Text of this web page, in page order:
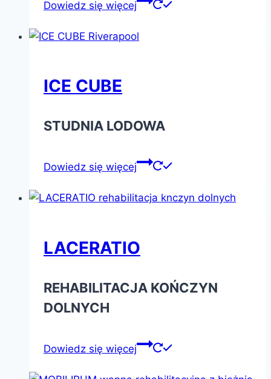
Dowiedz się więcej
ICE CUBE
STUDNIA LODOWA
Dowiedz się więcej
LACERATIO
REHABILITACJA KOŃCZYN
DOLNYCH
Dowiedz się więcej